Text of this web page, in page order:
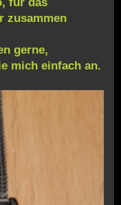
zusammen
gerne,
mich einfach an.